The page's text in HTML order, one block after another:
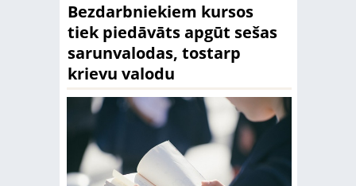
Bezdarbniekiem kursos
tiek piedāvāts apgūt sešas
sarunvalodas, tostarp
krievu valodu